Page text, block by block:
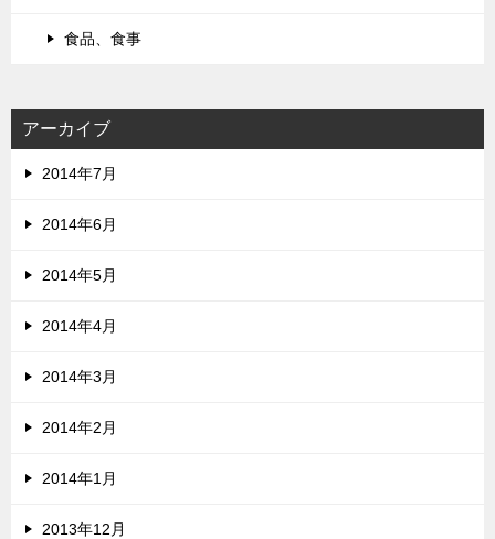
食品、食事
アーカイブ
2014年7月
2014年6月
2014年5月
2014年4月
2014年3月
2014年2月
2014年1月
2013年12月